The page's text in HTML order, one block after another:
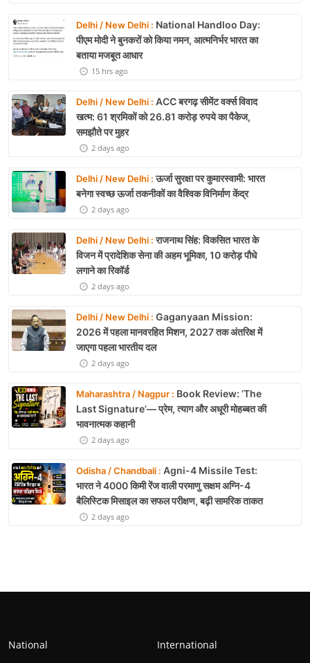
Delhi / New Delhi : National Handloo Day:
पीएम मोदी ने बुनकरों को किया नमन, आत्मनिर्भर भारत का
बताया मजबूत आधार
15 hrs ago
Delhi / New Delhi : ACC बरगढ़ सीमेंट वर्क्स विवाद
खत्म: 61 श्रमिकों को 26.81 करोड़ रुपये का पैकेज,
समझौते पर मुहर
2 days ago
Delhi / New Delhi :ऊर्जा सुरक्षा पर कुमारस्वामी: भारत
बनेगा स्वच्छ ऊर्जा तकनीकों का वैश्विक विनिर्माण केंद्र
2 days ago
Delhi / New Delhi :राजनाथ सिंह: विकसित भारत के
विजन में प्रादेशिक सेना की अहम भूमिका, 10 करोड़ पौधे
लगाने का रिकॉर्ड
2 days ago
Delhi / New Delhi : Gaganyaan Mission:
2026 में पहला मानवरहित मिशन, 2027 तक अंतरिक्ष में
जाएगा पहला भारतीय दल
2 days ago
Maharashtra / Nagpur : Book Review: ‘The
Last Signature’— प्रेम, त्याग और अधूरी मोहब्बत की
भावनात्मक कहानी
2 days ago
Odisha / Chandbali : Agni-4 Missile Test:
भारत ने 4000 किमी रेंज वाली परमाणु सक्षम अग्नि-4
बैलिस्टिक मिसाइल का सफल परीक्षण, बढ़ी सामरिक ताकत
2 days ago
National
International